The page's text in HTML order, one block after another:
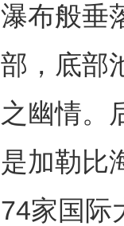
瀑布般垂
部，底部
之幽情。
是加勒比
74家国际